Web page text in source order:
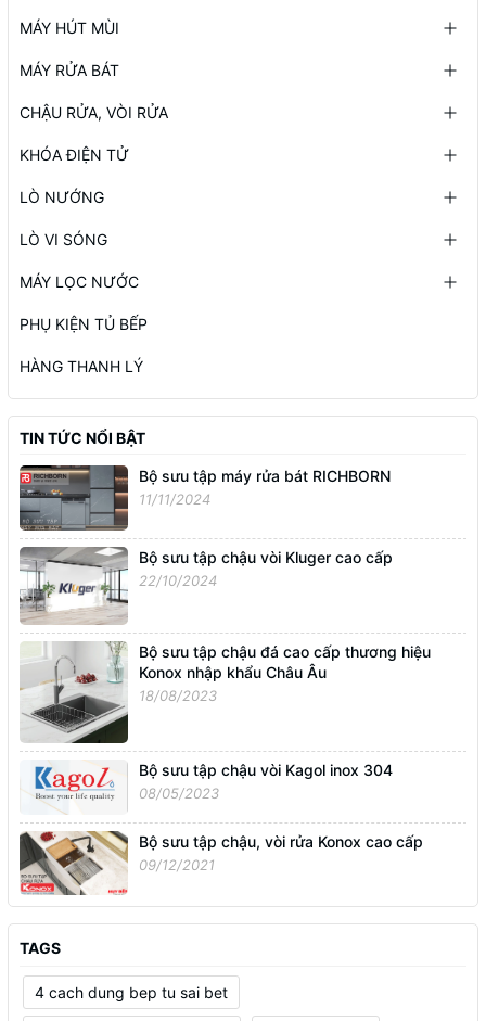
MÁY HÚT MÙI
MÁY RỬA BÁT
CHẬU RỬA, VÒI RỬA
KHÓA ĐIỆN TỬ
LÒ NƯỚNG
LÒ VI SÓNG
MÁY LỌC NƯỚC
PHỤ KIỆN TỦ BẾP
HÀNG THANH LÝ
TIN TỨC NỔI BẬT
Bộ sưu tập máy rửa bát RICHBORN
11/11/2024
Bộ sưu tập chậu vòi Kluger cao cấp
22/10/2024
Bộ sưu tập chậu đá cao cấp thương hiệu
Konox nhập khẩu Châu Âu
18/08/2023
Bộ sưu tập chậu vòi Kagol inox 304
08/05/2023
Bộ sưu tập chậu, vòi rửa Konox cao cấp
09/12/2021
TAGS
4 cach dung bep tu sai bet